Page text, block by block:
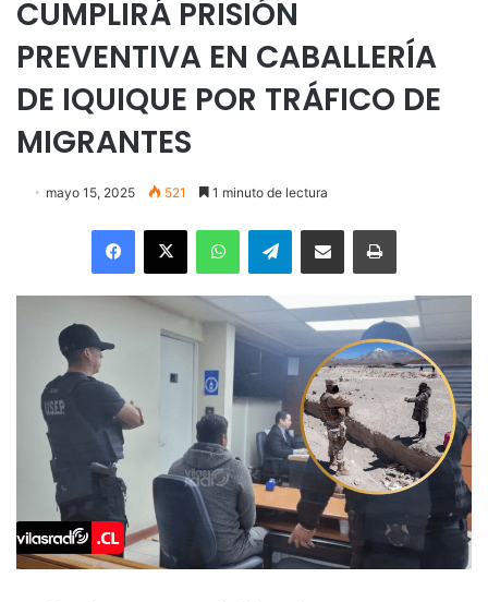
CUMPLIRÁ PRISIÓN
PREVENTIVA EN CABALLERÍA
DE IQUIQUE POR TRÁFICO DE
MIGRANTES
mayo 15, 2025 521 1 minuto de lectura
Facebook
X WhatsAppTelegramEnviar vía email Imprimir